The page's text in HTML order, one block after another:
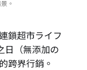
。
鎖超市ライフ
日（無添加の
跨界行銷。